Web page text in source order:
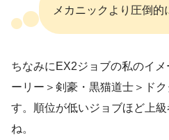
メカニックより圧倒的
ちなみにEX2ジョブの私のイ
ーリー＞剣豪・黒猫道士＞ド
す。順位が低いジョブほど上
ね。